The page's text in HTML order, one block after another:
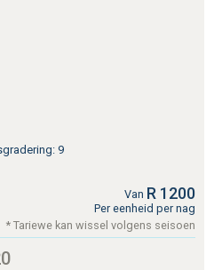
9
Van R 1200
Per eenheid per nag
* Tariewe kan wissel volgens seisoen